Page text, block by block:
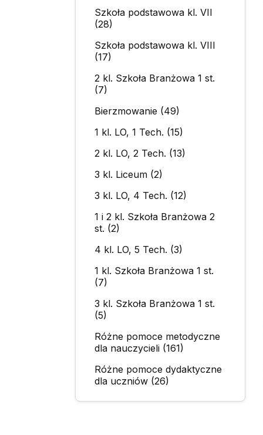
Szkoła podstawowa kl. VII
(28)
Szkoła podstawowa kl. VIII
(17)
2 kl. Szkoła Branżowa 1 st.
(7)
Bierzmowanie (49)
1 kl. LO, 1 Tech. (15)
2 kl. LO, 2 Tech. (13)
3 kl. Liceum (2)
3 kl. LO, 4 Tech. (12)
1 i 2 kl. Szkoła Branżowa 2
st. (2)
4 kl. LO, 5 Tech. (3)
1 kl. Szkoła Branżowa 1 st.
(7)
3 kl. Szkoła Branżowa 1 st.
(5)
Różne pomoce metodyczne
dla nauczycieli (161)
Różne pomoce dydaktyczne
dla uczniów (26)